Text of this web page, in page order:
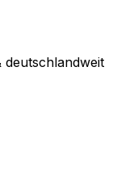
deutschlandweit